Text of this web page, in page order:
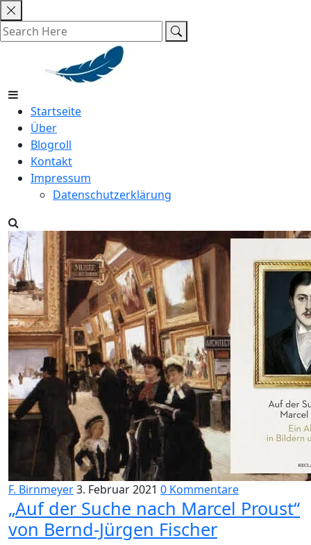
Skip
to
content
Startseite
Über
Blogroll
Kontakt
Impressum
Datenschutzerklärung
F. Birnmeyer3. Februar 2021 0 Kommentare
„Auf der Suche nach Marcel Proust“
von Bernd-Jürgen Fischer